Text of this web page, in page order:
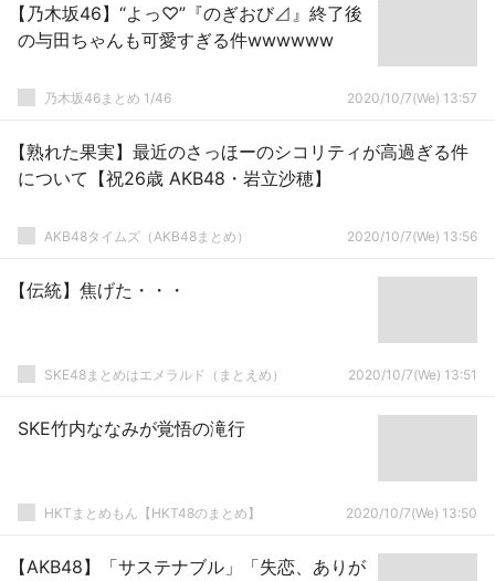
【乃木坂46】“よっ♡”『のぎおび⊿』終了後
の与田ちゃんも可愛すぎる件wwwwww
乃木坂46まとめ 1/46 2020/10/7(We) 13:57
【熟れた果実】最近のさっほーのシコリティが高過ぎる件
について【祝26歳 AKB48・岩立沙穂】
AKB48タイムズ（AKB48まとめ） 2020/10/7(We) 13:56
【伝統】焦げた・・・
SKE48まとめはエメラルド（まとえめ） 2020/10/7(We) 13:51
SKE竹内ななみが覚悟の滝行
HKTまとめもん【HKT48のまとめ】 2020/10/7(We) 13:50
【AKB48】「サステナブル」「失恋、ありが